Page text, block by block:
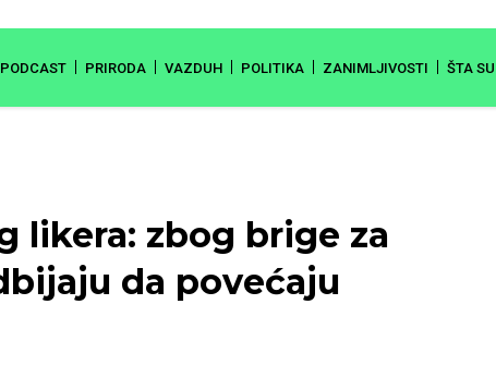
PODCAST PRIRODA VAZDUH POLITIKA ZANIMLJIVOSTI ŠTA
likera: zbog brige za
da povećaju